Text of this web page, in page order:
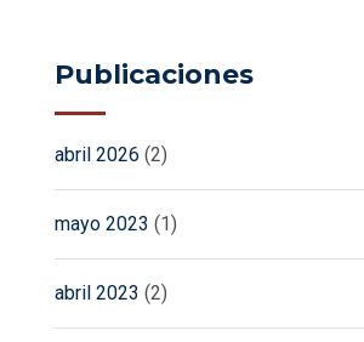
Publicaciones
abril 2026 (2)
mayo 2023 (1)
abril 2023 (2)